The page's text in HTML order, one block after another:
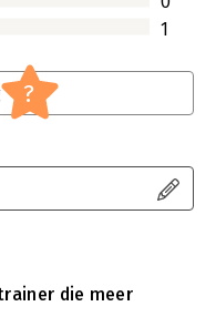
1
?
die meer